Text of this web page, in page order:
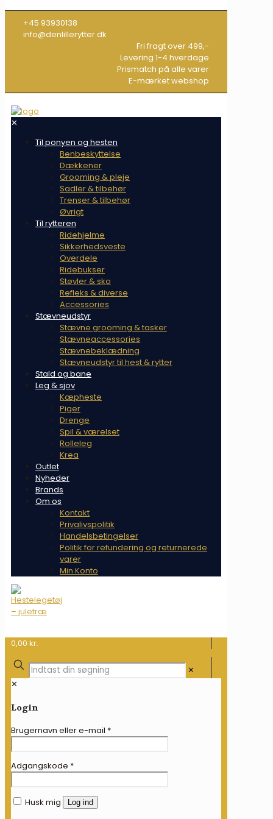
+45 93930138
info@denlillerytter.dk
Fri fragt over 499,-
Levering 1-4 hverdage
Prismatch på alle varer
E-mærket webshop
✕
Til ponyen og hesten
Benbeskyttelse
Dækkener
Grooming & pleje
Sadler & tilbehør
Trenser & tilbehør
Øvrigt
Til rytteren
Ridehjelme
Sikkerhedsveste
Overdele
Ridebukser
Støvler & sko
Refleks & diverse
Accessories
Stævneudstyr
Stævne grooming & tasker
Stævneaccessories
Stævnebeklædning
Stævneudstyr til hest & rytter
Stald og bane
Leg & sjov
Kæpheste
Piger
Drenge
Spil & værelset
Rolleleg
Krea
Outlet
Nyheder
Brands
Om os
Kontakt
Privalivspolitik
Handelsbetingelser
Politik for refundering og returnerede
varer
Min Konto
0,00 kr.
✕
✕
Login
Brugernavn eller e-mail *
Adgangskode *
Husk mig Log ind